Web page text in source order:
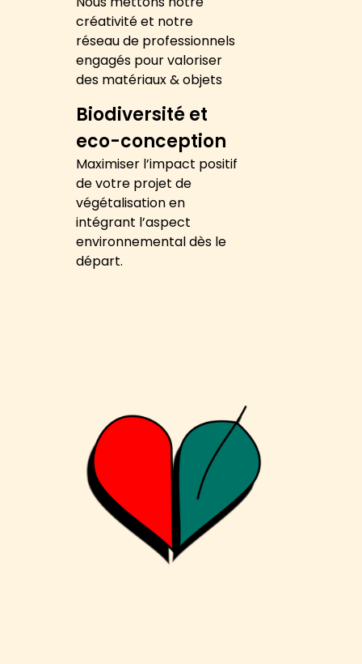
créativité et notre
réseau de professionnels
engagés pour valoriser
des matériaux & objets
Biodiversité et
eco-conception
Maximiser l’impact positif
de votre projet de
végétalisation en
intégrant l’aspect
environnemental dès le
départ.